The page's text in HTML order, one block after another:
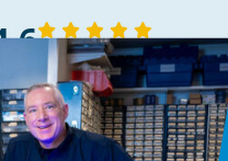
143 reviews